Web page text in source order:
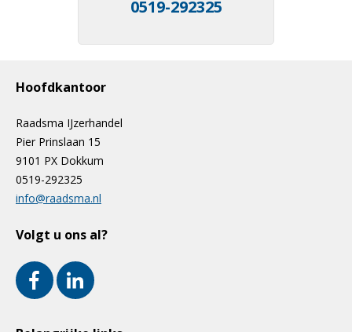
0519-292325
Hoofdkantoor
Raadsma IJzerhandel
Pier Prinslaan 15
9101 PX Dokkum
0519-292325
info@raadsma.nl
Volgt u ons al?